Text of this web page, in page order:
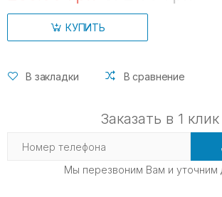
КУПИТЬ
В закладки В сравнение
Заказать в 1 клик
Мы перезвоним Вам и уточним